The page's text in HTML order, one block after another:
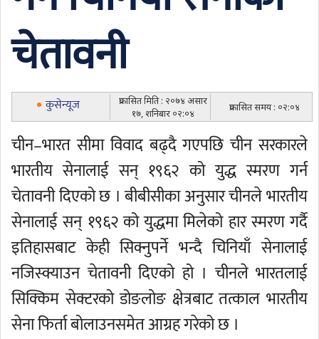
चेतावनी
कुसेन्यूज
प्रकासित मिति : २०७४ असार
१७, शनिबार ०२:०४
प्रकासित समय : ०२:०४
चीन–भारत सीमा विवाद बढ्दै गएपछि चीन सरकारले
भारतीय सेनालाई सन् १९६२ को युद्ध स्मरण गर्न
चेतावनी दिएको छ । बीबीसीका अनुसार चीनले भारतीय
सेनालाई सन् १९६२ को युद्धमा मिलेको हार स्मरण गर्दै
इतिहासबाट केही सिक्नुपर्ने भन्दै चिनियाँ सेनालाई
नजिस्क्याउन चेतावनी दिएको हो । चीनले भारतलाई
सिक्किम सेक्टरको डोङलोङ क्षेत्रबाट तत्काल भारतीय
सेना फिर्ता बोलाउनसमेत आग्रह गरेको छ ।